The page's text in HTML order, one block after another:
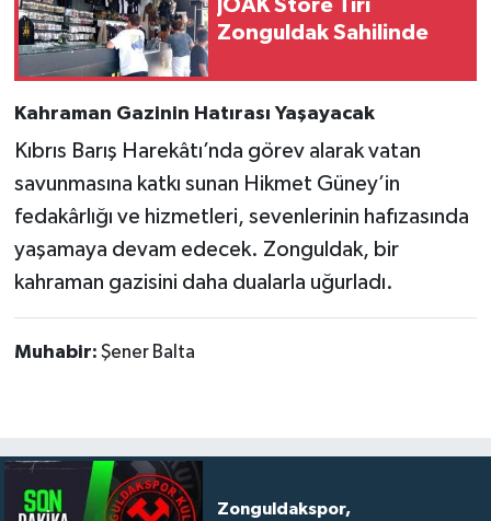
JÖAK Store Tırı
Zonguldak Sahilinde
Kahraman Gazinin Hatırası Yaşayacak
Kıbrıs Barış Harekâtı’nda görev alarak vatan
savunmasına katkı sunan Hikmet Güney’in
fedakârlığı ve hizmetleri, sevenlerinin hafızasında
yaşamaya devam edecek. Zonguldak, bir
kahraman gazisini daha dualarla uğurladı.
Muhabir: Şener Balta
Zonguldakspor,